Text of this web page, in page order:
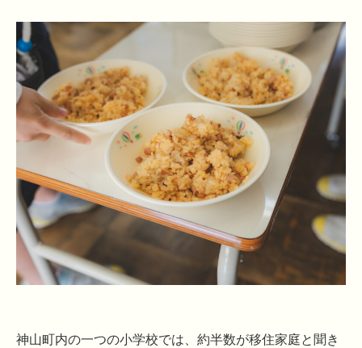
神山町内の一つの小学校では、約半数が移住家庭と聞き